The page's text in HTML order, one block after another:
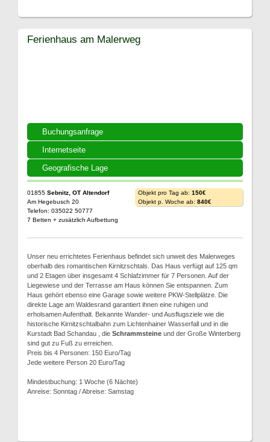
Buchungsanfrage
Internetseite
Geografische Lage
Ferienhaus am Malerweg
01855 Sebnitz, OT Altendorf
Am Hegebusch 20
Telefon: 035022 50777
7 Betten + zusätzlich Aufbettung
Objekt pro Tag ab: 150€
Objekt p. Woche ab: 840€
Unser neu errichtetes Ferienhaus befindet sich unweit des Malerweges
oberhalb des romantischen Kirnitzschtals. Das Haus verfügt auf 125 qm
und 2 Etagen über insgesamt 4 Schlafzimmer für 7 Personen. Auf der
Liegewiese und der Terrasse am Haus können Sie entspannen. Zum
Haus gehört ebenso eine Garage sowie weitere PKW-Stellplätze. Die
direkte Lage am Waldesrand garantiert ihnen eine ruhigen und
erholsamen Aufenthalt. Bekannte Wander- und Ausflugsziele wie die
historische Kirnitzschtalbahn zum Lichtenhainer Wasserfall und in die
Kurstadt Bad Schandau , die Schrammsteine und der Große Winterberg
sind gut zu Fuß zu erreichen.
Preis bis 4 Personen: 150 Euro/Tag
Jede weitere Person 20 Euro/Tag
Mindestbuchung: 1 Woche (6 Nächte)
Anreise: Sonntag / Abreise: Samstag